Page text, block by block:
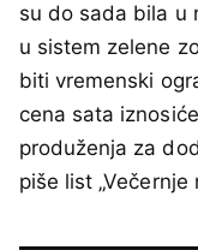
su do sada bila u
u sistem zelene
biti vremenski
cena sata
produženja za
piše list „Večernje